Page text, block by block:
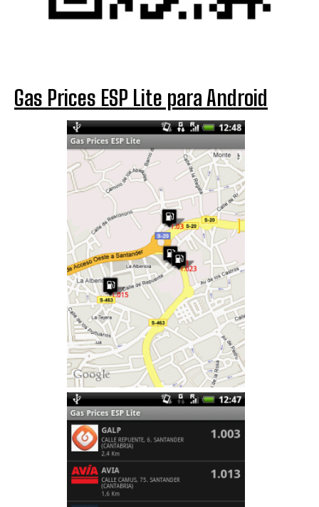
Gas Prices ESP Lite para Android